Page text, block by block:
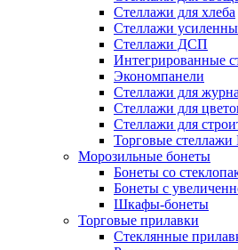
Стеллажи для хлеба
Стеллажи
Стеллажи ДСП
Интегрированные
Экономпанели
Стеллажи для
Стеллажи для
Стеллажи для
Торговые стеллажи
Морозильные бонеты
Бонеты со
Бонеты с
Шкафы-бонеты
Торговые прилавки
Стеклянные